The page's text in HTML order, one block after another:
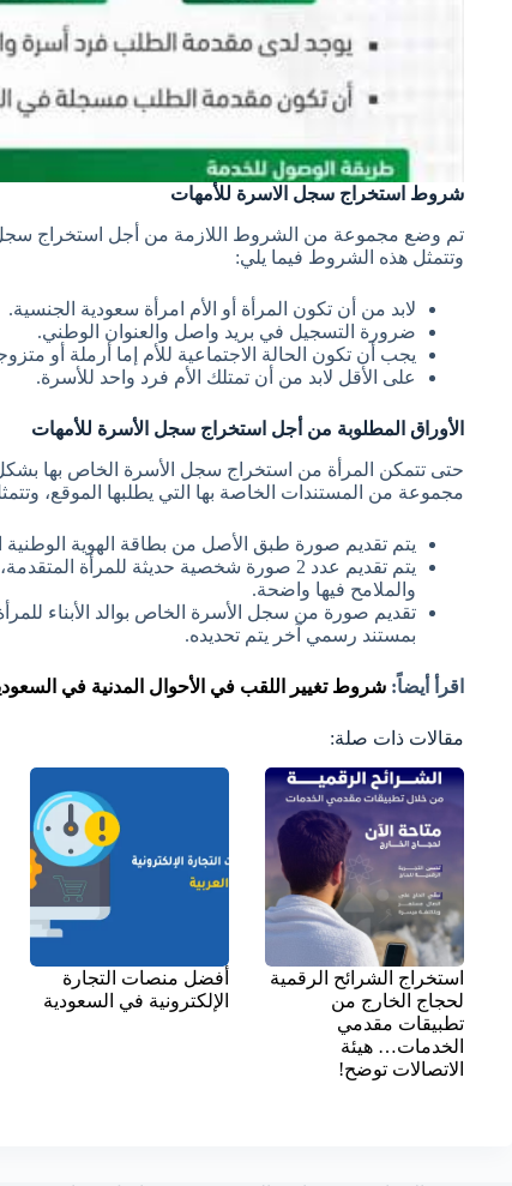
شروط استخراج سجل الاسرة للأمهات
تم وضع مجموعة من الشروط اللازمة من أجل استخراج سجل
وتتمثل هذه الشروط فيما يلي:
لابد من أن تكون المرأة أو الأم امرأة سعودية الجنسية.
ضرورة التسجيل في بريد واصل والعنوان الوطني.
يجب أن تكون الحالة الاجتماعية للأم إما أرملة أو
على الأقل لابد من أن تمتلك الأم فرد واحد للأسرة.
الأوراق المطلوبة من أجل استخراج سجل الأسرة للأمهات
حتى تتمكن المرأة من استخراج سجل الأسرة الخاص بها
مجموعة من المستندات الخاصة بها التي يطلبها الموقع،
يتم تقديم صورة طبق الأصل من بطاقة الهوية الوطنية
يتم تقديم عدد 2 صورة شخصية حديثة للمرأة
والملامح فيها واضحة.
تقديم صورة من سجل الأسرة الخاص بوالد الأبناء
بمستند رسمي آخر يتم تحديده.
اقرأ أيضاً: شروط تغيير اللقب في الأحوال المدنية في
مقالات ذات صلة:
استخراج الشرائح الرقمية
لحجاج الخارج من
تطبيقات مقدمي
الخدمات… هيئة
الاتصالات توضح!
أفضل منصات التجارة
الإلكترونية في السعودية